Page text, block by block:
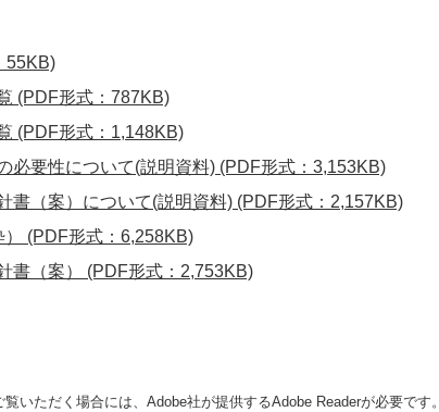
55KB)
(PDF形式：787KB)
(PDF形式：1,148KB)
必要性について(説明資料) (PDF形式：3,153KB)
書（案）について(説明資料) (PDF形式：2,157KB)
(PDF形式：6,258KB)
書（案） (PDF形式：2,753KB)
いただく場合には、Adobe社が提供するAdobe Readerが必要です。